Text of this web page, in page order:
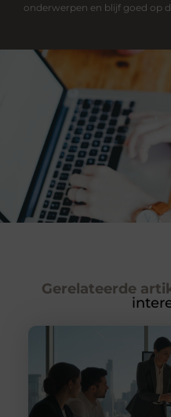
onderwerpen en blijf goed op
Gerelateerde